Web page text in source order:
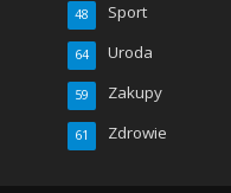
Sport
48
Uroda
64
Zakupy
59
Zdrowie
61